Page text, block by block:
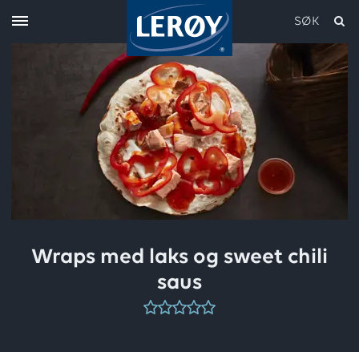
SØK
Wraps med laks og sweet chili
saus
Denne